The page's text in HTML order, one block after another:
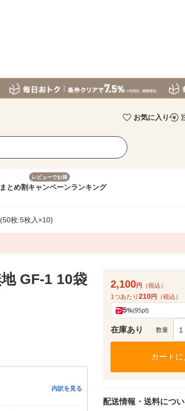
お気に入り
まとめ割
レビューでお得
キャンペーンランキング
枚:5枚入×10)
GF-1 10袋
内訳を見る
2,100円
（税込）
1つあたり 210円 （税込）
5%(95pt)
在庫あり 数量 1
カート
配送情報・送料につ